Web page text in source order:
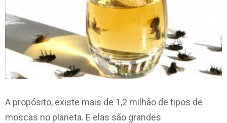
A propósito, existe mais de 1,2 milhão de tipos de
moscas no planeta. E elas são grandes